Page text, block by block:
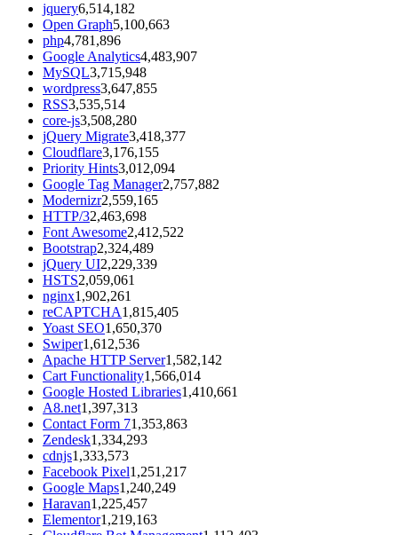
jquery6,514,182
Open Graph5,100,663
php4,781,896
Google Analytics4,483,907
MySQL3,715,948
wordpress3,647,855
RSS3,535,514
core-js3,508,280
jQuery Migrate3,418,377
Cloudflare3,176,155
Priority Hints3,012,094
Google Tag Manager2,757,882
Modernizr2,559,165
HTTP/32,463,698
Font Awesome2,412,522
Bootstrap2,324,489
jQuery UI2,229,339
HSTS2,059,061
nginx1,902,261
reCAPTCHA1,815,405
Yoast SEO1,650,370
Swiper1,612,536
Apache HTTP Server1,582,142
Cart Functionality1,566,014
Google Hosted Libraries1,410,661
A8.net1,397,313
Contact Form 71,353,863
Zendesk1,334,293
cdnjs1,333,573
Facebook Pixel1,251,217
Google Maps1,240,249
Haravan1,225,457
Elementor1,219,163